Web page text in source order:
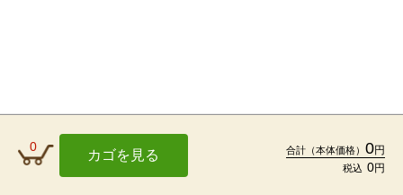
0
カゴを見る 合計（本体価格） 0円
税込 0円